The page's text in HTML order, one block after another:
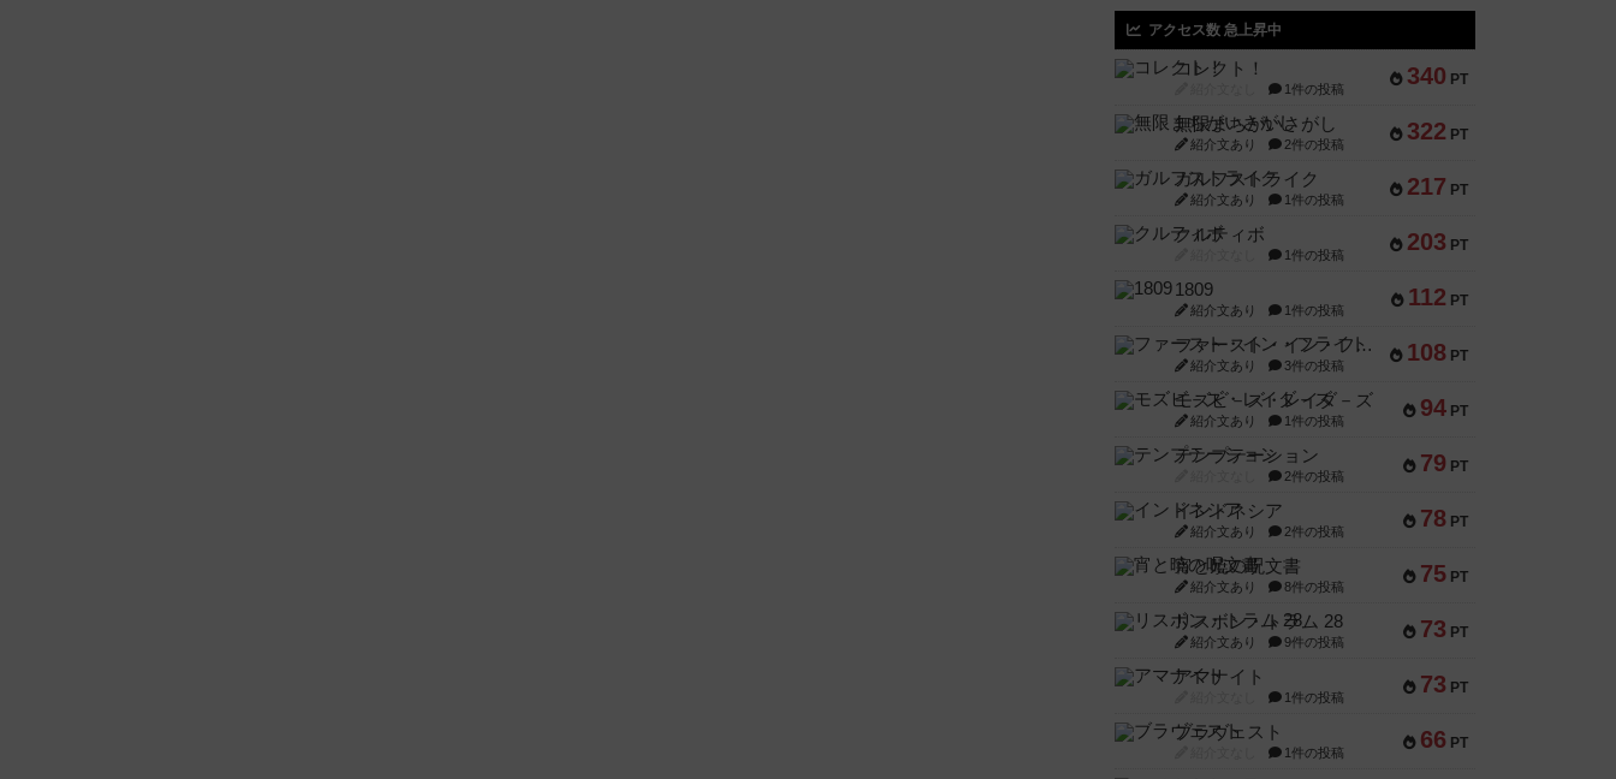
アクセス数 急上昇中
340 PT
コレクト！
1件の投稿
322 PT
無限まちがいさがし
紹介文あり 2件の投稿
217 PT
ガルフストライク
紹介文あり 1件の投稿
203 PT
クルティボ
1件の投稿
112 PT
1809
紹介文あり 1件の投稿
108 PT
ファースト・イン・フライト
紹介文あり 3件の投稿
94 PT
モズビ－ズ・レイダ－ズ
紹介文あり 1件の投稿
79 PT
テンプテーション
2件の投稿
78 PT
インドネシア
紹介文あり 2件の投稿
75 PT
宵と暁の呪文書
紹介文あり 8件の投稿
73 PT
リスボン・トラム 28
紹介文あり 9件の投稿
73 PT
アマナイト
1件の投稿
66 PT
ブラヴェスト
1件の投稿